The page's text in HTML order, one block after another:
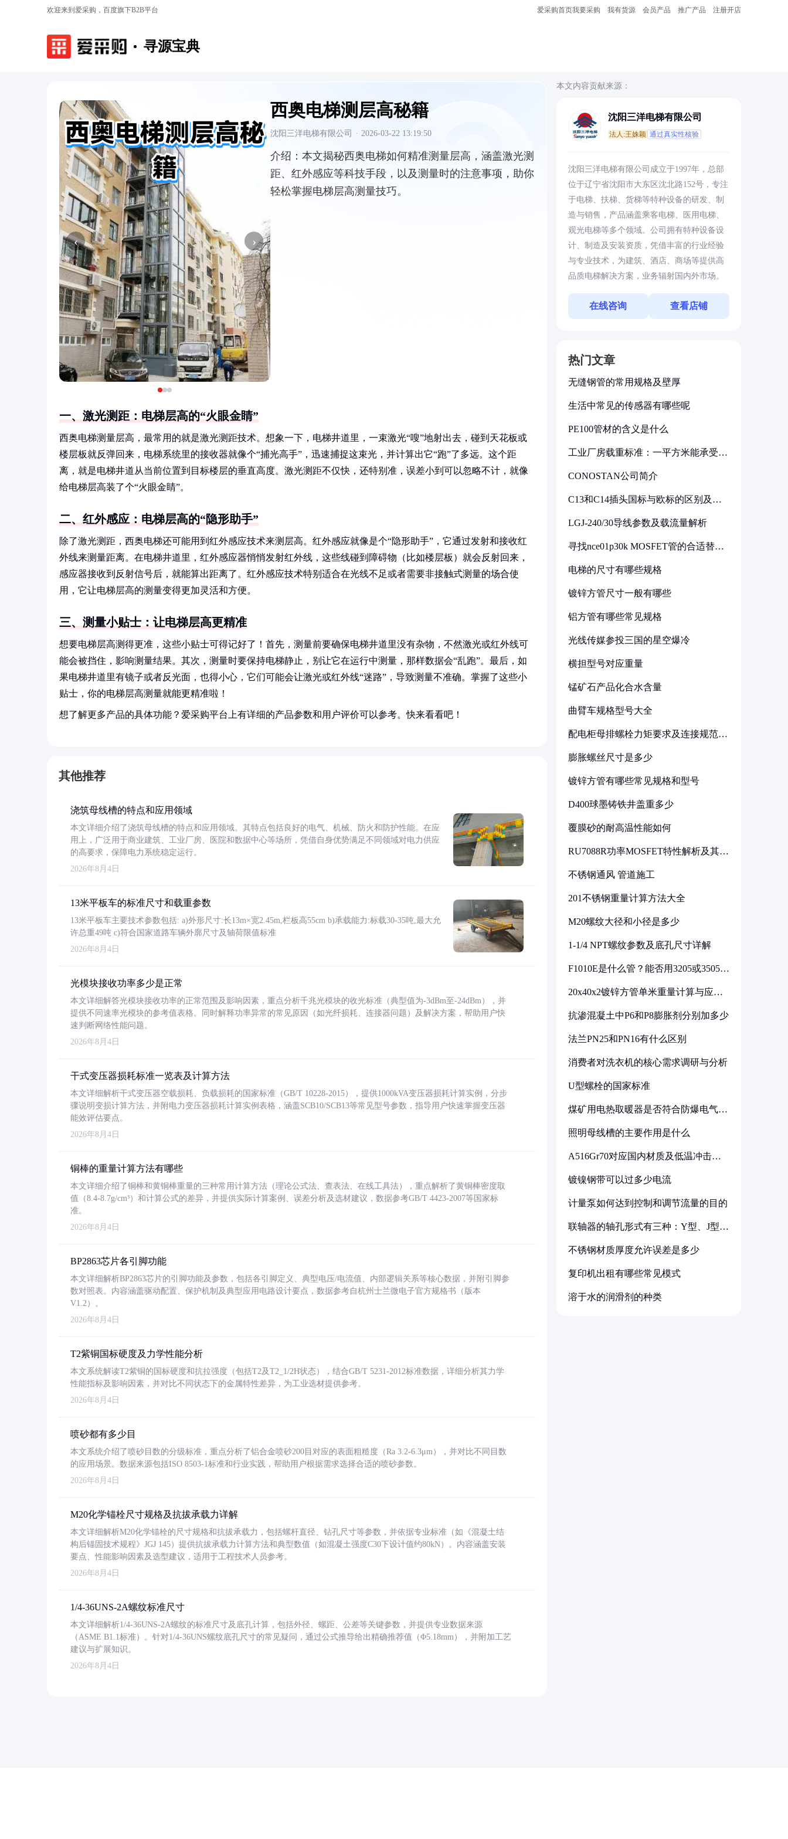
欢迎来到爱采购，百度旗下B2B平台 爱采购首页我要采购 我有货源 会员产品 推广产品 注册开店
寻源宝典
‹ ›
西奥电梯测层高秘籍
沈阳三洋电梯有限公司 · 2026-03-22 13:19:50
介绍： 本文揭秘西奥电梯如何精准测量层高，涵盖激光测
距、红外感应等科技手段，以及测量时的注意事项，助你
轻松掌握电梯层高测量技巧。
一、激光测距：电梯层高的“火眼金睛”
西奥电梯测量层高，最常用的就是激光测距技术。想象一下，电梯井道里，一束激光“嗖”地射出去，碰到天花板或
楼层板就反弹回来，电梯系统里的接收器就像个“捕光高手”，迅速捕捉这束光，并计算出它“跑”了多远。这个距
离，就是电梯井道从当前位置到目标楼层的垂直高度。激光测距不仅快，还特别准，误差小到可以忽略不计，就像
给电梯层高装了个“火眼金睛”。
二、红外感应：电梯层高的“隐形助手”
除了激光测距，西奥电梯还可能用到红外感应技术来测层高。红外感应就像是个“隐形助手”，它通过发射和接收红
外线来测量距离。在电梯井道里，红外感应器悄悄发射红外线，这些线碰到障碍物（比如楼层板）就会反射回来，
感应器接收到反射信号后，就能算出距离了。红外感应技术特别适合在光线不足或者需要非接触式测量的场合使
用，它让电梯层高的测量变得更加灵活和方便。
三、测量小贴士：让电梯层高更精准
想要电梯层高测得更准，这些小贴士可得记好了！首先，测量前要确保电梯井道里没有杂物，不然激光或红外线可
能会被挡住，影响测量结果。其次，测量时要保持电梯静止，别让它在运行中测量，那样数据会“乱跑”。最后，如
果电梯井道里有镜子或者反光面，也得小心，它们可能会让激光或红外线“迷路”，导致测量不准确。掌握了这些小
贴士，你的电梯层高测量就能更精准啦！
想了解更多产品的具体功能？爱采购平台上有详细的产品参数和用户评价可以参考。快来看看吧！
其他推荐
浇筑母线槽的特点和应用领域
本文详细介绍了浇筑母线槽的特点和应用领域。其特点包括良好的电气、机械、防火和防护性能。在应
用上，广泛用于商业建筑、工业厂房、医院和数据中心等场所，凭借自身优势满足不同领域对电力供应
的高要求，保障电力系统稳定运行。
2026年8月4日
13米平板车的标准尺寸和载重参数
13米平板车主要技术参数包括: a)外形尺寸:长13m×宽2.45m,栏板高55cm b)承载能力:标载30-35吨,最大允
许总重49吨 c)符合国家道路车辆外廓尺寸及轴荷限值标准
2026年8月4日
光模块接收功率多少是正常
本文详细解答光模块接收功率的正常范围及影响因素，重点分析千兆光模块的收光标准（典型值为-3dBm至-24dBm），并
提供不同速率光模块的参考值表格。同时解释功率异常的常见原因（如光纤损耗、连接器问题）及解决方案，帮助用户快
速判断网络性能问题。
2026年8月4日
干式变压器损耗标准一览表及计算方法
本文详细解析干式变压器空载损耗、负载损耗的国家标准（GB/T 10228-2015），提供1000kVA变压器损耗计算实例，分步
骤说明变损计算方法，并附电力变压器损耗计算实例表格，涵盖SCB10/SCB13等常见型号参数，指导用户快速掌握变压器
能效评估要点。
2026年8月4日
铜棒的重量计算方法有哪些
本文详细介绍了铜棒和黄铜棒重量的三种常用计算方法（理论公式法、查表法、在线工具法），重点解析了黄铜棒密度取
值（8.4-8.7g/cm³）和计算公式的差异，并提供实际计算案例、误差分析及选材建议，数据参考GB/T 4423-2007等国家标
准。
2026年8月4日
BP2863芯片各引脚功能
本文详细解析BP2863芯片的引脚功能及参数，包括各引脚定义、典型电压/电流值、内部逻辑关系等核心数据，并附引脚参
数对照表。内容涵盖驱动配置、保护机制及典型应用电路设计要点，数据参考自杭州士兰微电子官方规格书（版本
V1.2）。
2026年8月4日
T2紫铜国标硬度及力学性能分析
本文系统解读T2紫铜的国标硬度和抗拉强度（包括T2及T2_1/2H状态），结合GB/T 5231-2012标准数据，详细分析其力学
性能指标及影响因素，并对比不同状态下的金属特性差异，为工业选材提供参考。
2026年8月4日
喷砂都有多少目
本文系统介绍了喷砂目数的分级标准，重点分析了铝合金喷砂200目对应的表面粗糙度（Ra 3.2-6.3μm），并对比不同目数
的应用场景。数据来源包括ISO 8503-1标准和行业实践，帮助用户根据需求选择合适的喷砂参数。
2026年8月4日
M20化学锚栓尺寸规格及抗拔承载力详解
本文详细解析M20化学锚栓的尺寸规格和抗拔承载力，包括螺杆直径、钻孔尺寸等参数，并依据专业标准（如《混凝土结
构后锚固技术规程》JGJ 145）提供抗拔承载力计算方法和典型数值（如混凝土强度C30下设计值约80kN）。内容涵盖安装
要点、性能影响因素及选型建议，适用于工程技术人员参考。
2026年8月4日
1/4-36UNS-2A螺纹标准尺寸
本文详细解析1/4-36UNS-2A螺纹的标准尺寸及底孔计算，包括外径、螺距、公差等关键参数，并提供专业数据来源
（ASME B1.1标准）。针对1/4-36UNS螺纹底孔尺寸的常见疑问，通过公式推导给出精确推荐值（Φ5.18mm），并附加工艺
建议与扩展知识。
2026年8月4日
本文内容贡献来源：
沈阳三洋电梯有限公司
法人:王姝颖 通过真实性核验
沈阳三洋电梯有限公司成立于1997年，总部
位于辽宁省沈阳市大东区沈北路152号，专注
于电梯、扶梯、货梯等特种设备的研发、制
造与销售，产品涵盖乘客电梯、医用电梯、
观光电梯等多个领域。公司拥有特种设备设
计、制造及安装资质，凭借丰富的行业经验
与专业技术，为建筑、酒店、商场等提供高
品质电梯解决方案，业务辐射国内外市场。
在线咨询 查看店铺
热门文章
无缝钢管的常用规格及壁厚
生活中常见的传感器有哪些呢
PE100管材的含义是什么
工业厂房载重标准：一平方米能承受多
CONOSTAN公司简介
C13和C14插头国标与欧标的区别及其
LGJ-240/30导线参数及载流量解析
寻找nce01p30k MOSFET管的合适替代
电梯的尺寸有哪些规格
镀锌方管尺寸一般有哪些
铝方管有哪些常见规格
光线传媒参投三国的星空爆冷
横担型号对应重量
锰矿石产品化合水含量
曲臂车规格型号大全
配电柜母排螺栓力矩要求及连接规范详
膨胀螺丝尺寸是多少
镀锌方管有哪些常见规格和型号
D400球墨铸铁井盖重多少
覆膜砂的耐高温性能如何
RU7088R功率MOSFET特性解析及其在
不锈钢通风 管道施工
201不锈钢重量计算方法大全
M20螺纹大径和小径是多少
1-1/4 NPT螺纹参数及底孔尺寸详解
F1010E是什么管？能否用3205或3505代
20x40x2镀锌方管单米重量计算与应用
抗渗混凝土中P6和P8膨胀剂分别加多少
法兰PN25和PN16有什么区别
消费者对洗衣机的核心需求调研与分析
U型螺栓的国家标准
煤矿用电热取暖器是否符合防爆电气设
照明母线槽的主要作用是什么
A516Gr70对应国内材质及低温冲击要
镀镍钢带可以过多少电流
计量泵如何达到控制和调节流量的目的
联轴器的轴孔形式有三种：Y型、J型、
不锈钢材质厚度允许误差是多少
复印机出租有哪些常见模式
溶于水的润滑剂的种类